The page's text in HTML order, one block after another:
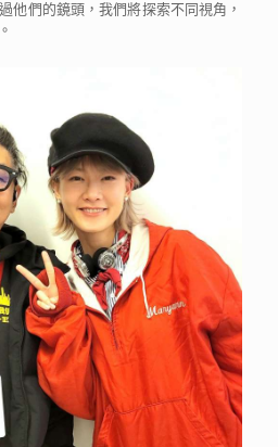
他們的鏡頭，我們將探索不同視角，